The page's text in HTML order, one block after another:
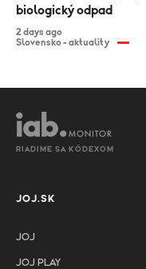
biologický odpad
2 days ago
Slovensko - aktuality
RIADIME SA KÓDEXOM
JOJ.SK
JOJ
JOJ PLAY